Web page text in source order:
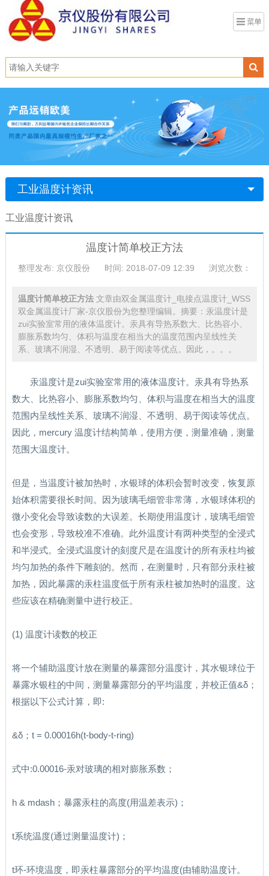
工业温度计资讯
工业温度计资讯
温度计简单校正方法
整理发布: 京仪股份 时间: 2018-07-09 12:39 浏览次数：
温度计简单校正方法 文章由双金属温度计_电接点温度计_WSS
双金属温度计厂家-京仪股份为您整理编辑。摘要：汞温度计是
zui实验室常用的液体温度计。汞具有导热系数大、比热容小、
膨胀系数均匀、体积与温度在相当大的温度范围内呈线性关
系、玻璃不润湿、不透明、易于阅读等优点。因此，。。。
汞温度计是zui实验室常用的液体温度计。汞具有导热系
数大、比热容小、膨胀系数均匀、体积与温度在相当大的温度
范围内呈线性关系、玻璃不润湿、不透明、易于阅读等优点。
因此，mercury 温度计结构简单，使用方便，测量准确，测量
范围大温度计。
但是，当温度计被加热时，水银球的体积会暂时改变，恢复原
始体积需要很长时间。因为玻璃毛细管非常薄，水银球体积的
微小变化会导致读数的大误差。长期使用温度计，玻璃毛细管
也会变形，导致校准不准确。此外温度计有两种类型的全浸式
和半浸式。全浸式温度计的刻度尺是在温度计的所有汞柱均被
均匀加热的条件下雕刻的。然而，在测量时，只有部分汞柱被
加热，因此暴露的汞柱温度低于所有汞柱被加热时的温度。这
些应该在精确测量中进行校正。
(1) 温度计读数的校正
将一个辅助温度计放在测量的暴露部分温度计，其水银球位于
暴露水银柱的中间，测量暴露部分的平均温度，并校正值&δ；
根据以下公式计算，即:
&δ；t = 0.00016h(t-body-t-ring)
式中:0.00016-汞对玻璃的相对膨胀系数；
h & mdash；暴露汞柱的高度(用温差表示)；
t系统温度(通过测量温度计)；
t环-环境温度，即汞柱暴露部分的平均温度(由辅助温度计。